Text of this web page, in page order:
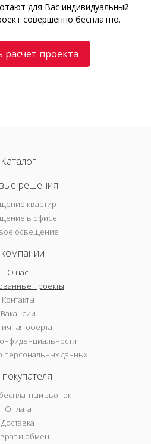
для Вас индивидуальный
совершенно бесплатно.
расчет проекта
Каталог
решения
квартир
в офисе
освещение
О нас
проекты
Контакты
Вакансии
оферта
персональных данных
звонок
Оплата
Доставка
и обмен